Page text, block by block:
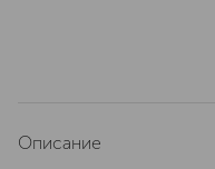
Описание